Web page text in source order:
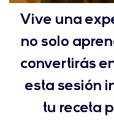
Vive una
no solo
convertirás
esta sesión
tu receta